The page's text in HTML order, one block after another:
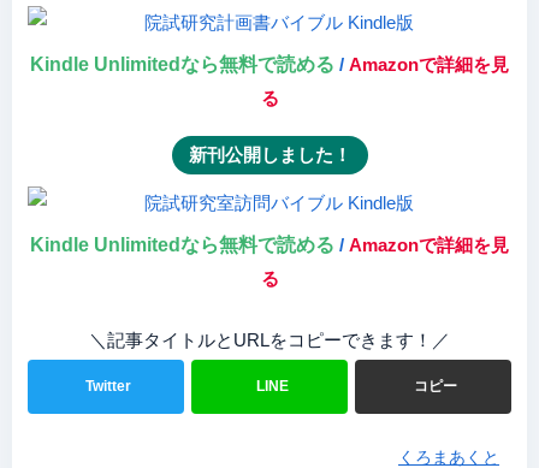
Kindle Unlimitedなら無料で読める / Amazonで詳細を見
る
新刊公開しました！
Kindle Unlimitedなら無料で読める / Amazonで詳細を見
る
＼記事タイトルとURLをコピーできます！／
Twitter LINE コピー
くろまあくと